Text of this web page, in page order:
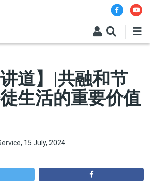
讲道】|共融和节
生活的重要价值
, 15 July, 2024